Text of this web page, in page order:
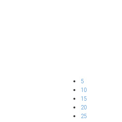
5
10
15
20
25